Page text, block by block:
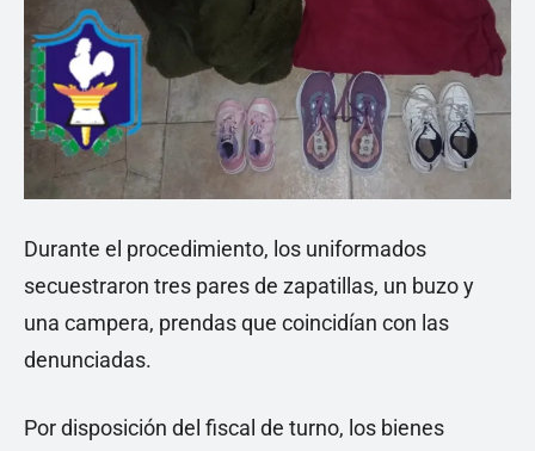
Durante el procedimiento, los uniformados
secuestraron tres pares de zapatillas, un buzo y
una campera, prendas que coincidían con las
denunciadas.
Por disposición del fiscal de turno, los bienes